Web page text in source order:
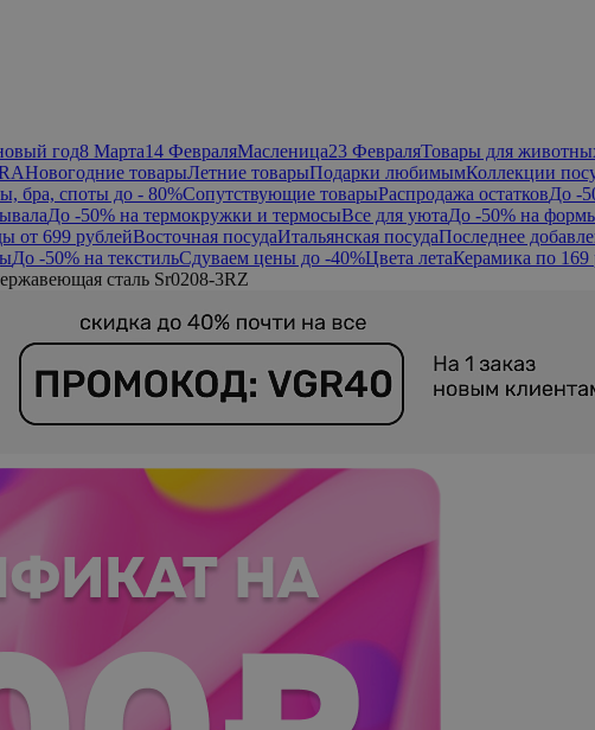
год8 Марта14 ФевраляМасленица23 ФевраляТовары для
Новогодние товарыЛетние товарыПодарки любимымКоллекции
бра, споты до - 80%Сопутствующие товарыРаспродажа остатковДо -
До -50% на термокружки и термосыВсе для уютаДо -50% на
от 699 рублейВосточная посудаИтальянская посудаПоследнее
До -50% на текстильСдуваем цены до -40%Цвета летаКерамика по 169
сталь Sr0208-3RZ